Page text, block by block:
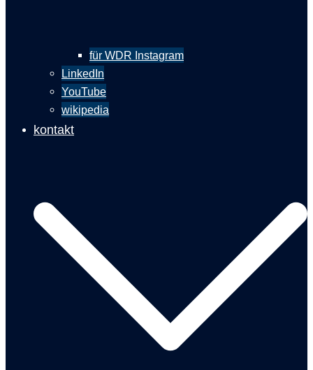
für WDR Instagram
LinkedIn
YouTube
wikipedia
kontakt